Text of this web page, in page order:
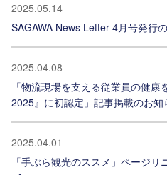
2025.05.14
SAGAWA News Letter 4月号発行
2025.04.08
「物流現場を支える従業員の健
2025』に初認定」記事掲載のお知
2025.04.01
「手ぶら観光のススメ」ページ